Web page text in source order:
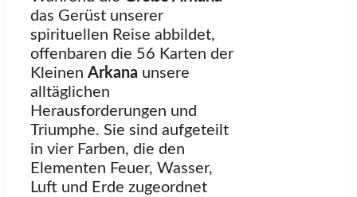
das Gerüst unserer
spirituellen Reise abbildet,
offenbaren die 56 Karten der
Kleinen Arkana unsere
alltäglichen
Herausforderungen und
Triumphe. Sie sind aufgeteilt
in vier Farben, die den
Elementen Feuer, Wasser,
Luft und Erde zugeordnet